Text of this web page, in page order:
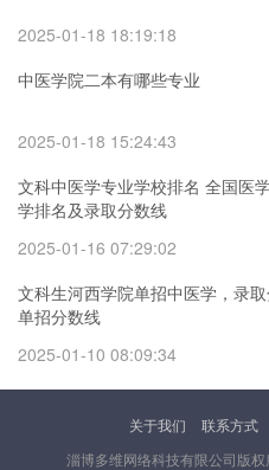
2025-01-18 18:19:18
中医学院二本有哪些专业
2025-01-18 15:24:43
文科中医学专业学校排名 全国医
学排名及录取分数线
2025-01-16 07:29:02
文科生河西学院单招中医学，录
单招分数线
2025-01-10 08:09:34
关于我们 联系方式
淄博多维网络科技有限公司版权